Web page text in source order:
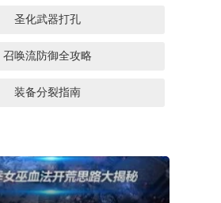
圣化武器打孔
召唤流防御全攻略
装备分裂指南